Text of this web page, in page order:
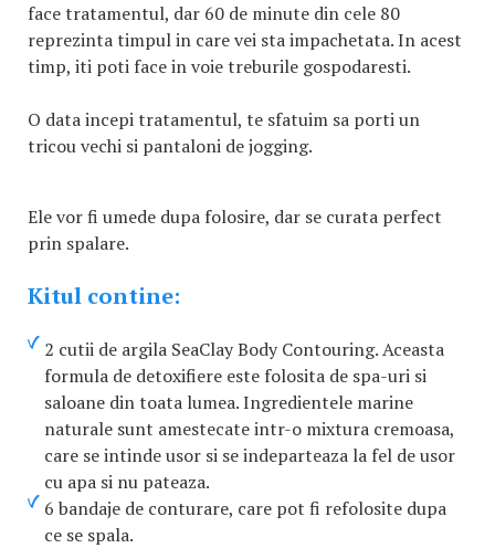
face tratamentul, dar 60 de minute din cele 80
reprezinta timpul in care vei sta impachetata. In acest
timp, iti poti face in voie treburile gospodaresti.
O data incepi tratamentul, te sfatuim sa porti un
tricou vechi si pantaloni de jogging.
Ele vor fi umede dupa folosire, dar se curata perfect
prin spalare.
Kitul contine:
2 cutii de argila SeaClay Body Contouring. Aceasta
formula de detoxifiere este folosita de spa-uri si
saloane din toata lumea. Ingredientele marine
naturale sunt amestecate intr-o mixtura cremoasa,
care se intinde usor si se indeparteaza la fel de usor
cu apa si nu pateaza.
6 bandaje de conturare, care pot fi refolosite dupa
ce se spala.